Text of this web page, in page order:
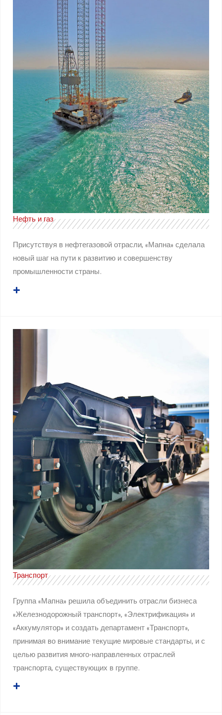
Нефть и газ
Присутствуя в нефтегазовой отрасли, «Мапна» сделала
новый шаг на пути к развитию и совершенству
промышленности страны.
Транспорт
Группа «Мапна» решила объединить отрасли бизнеса
«Железнодорожный транспорт», «Электрификация» и
«Аккумулятор» и создать департамент «Транспорт»,
принимая во внимание текущие мировые стандарты, и с
целью развития много-направленных отраслей
транспорта, существующих в группе.